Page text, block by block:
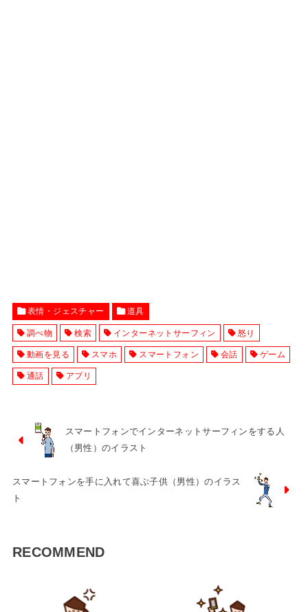
表情・ジェスチャー 道具
調べ物 検索 インターネットサーフィン 怒り
動画を見る スマホ スマートフォン 会話 ゲーム
通話 アプリ
スマートフォンでインターネットサーフィンをする人
（男性）のイラスト
スマートフォンを手に入れて喜ぶ子供（男性）のイラス
ト
RECOMMEND